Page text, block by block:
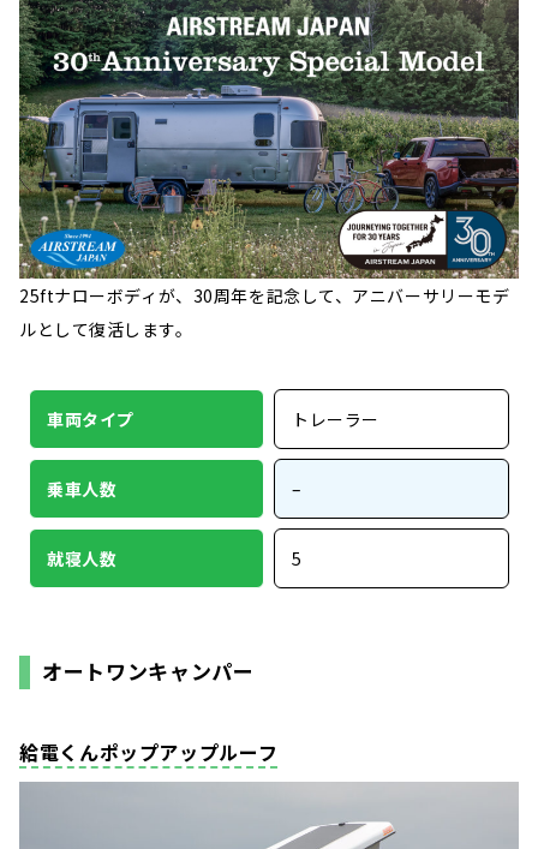
25ftナローボディが、30周年を記念して、アニバーサリーモデ
ルとして復活します。
車両タイプ トレーラー
乗車人数 –
就寝人数 5
オートワンキャンパー
給電くんポップアップルーフ